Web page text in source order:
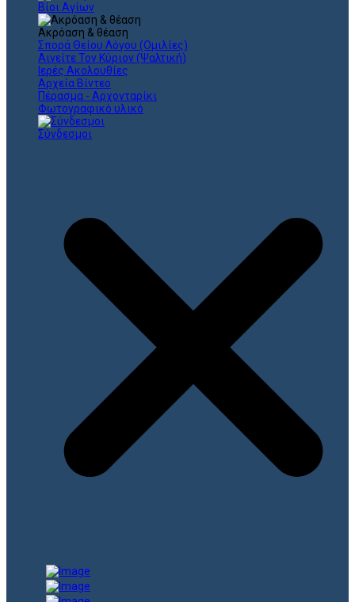
Βίοι Αγίων
Ακρόαση & θέαση
Σπορά Θείου Λόγου (Ομιλίες)
Αινείτε Τον Κύριον (Ψαλτική)
Ιερές Ακολουθίες
Αρχεία Βίντεο
Πέρασμα - Αρχονταρίκι
Φωτογραφικό υλικό
Σύνδεσμοι